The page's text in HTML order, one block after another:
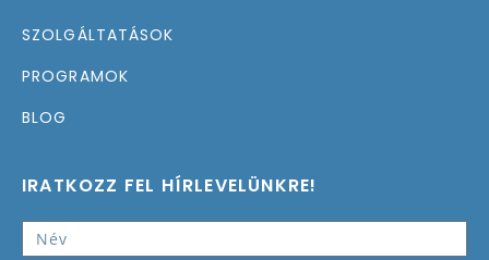
SZOLGÁLTATÁSOK
PROGRAMOK
BLOG
IRATKOZZ FEL HÍRLEVELÜNKRE!